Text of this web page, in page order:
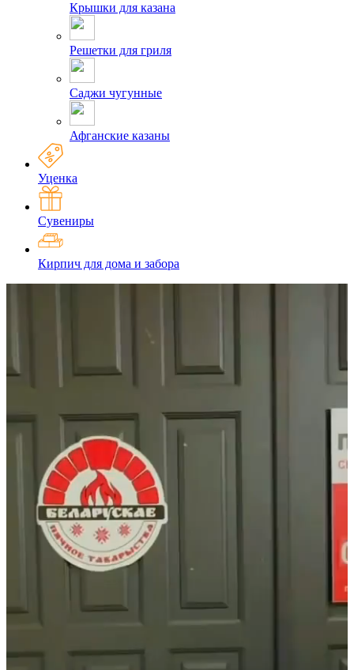
Крышки для казана
Решетки для гриля
Саджи чугунные
Афганские казаны
Уценка
Сувениры
Кирпич для дома и забора